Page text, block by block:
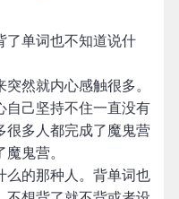
了单词也不知道说什
然就内心感触很多。
自己坚持不住一直没有
很多人都完成了魔鬼营
鬼营。
么的那种人。背单词也